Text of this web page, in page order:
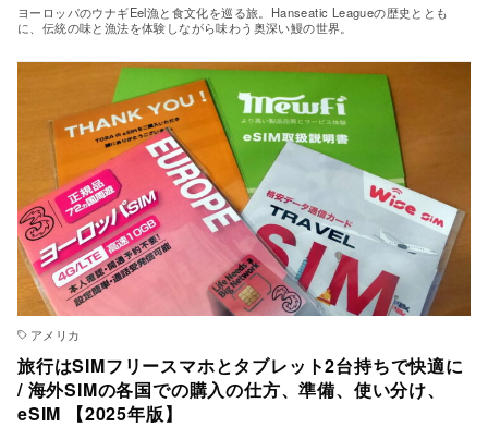
ヨーロッパのウナギEel漁と食文化を巡る旅。Hanseatic Leagueの歴史ととも
に、伝統の味と漁法を体験しながら味わう奥深い鰻の世界。
アメリカ
旅行はSIMフリースマホとタブレット2台持ちで快適に
/ 海外SIMの各国での購入の仕方、準備、使い分け、
eSIM 【2025年版】